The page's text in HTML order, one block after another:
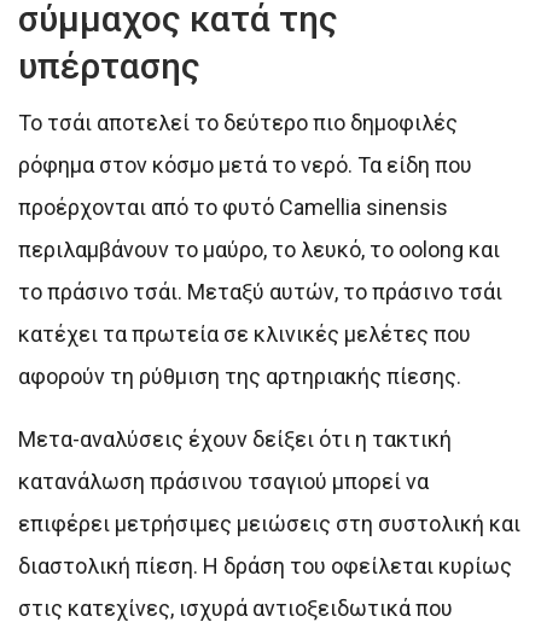
σύμμαχος κατά της
υπέρτασης
Το τσάι αποτελεί το δεύτερο πιο δημοφιλές
ρόφημα στον κόσμο μετά το νερό. Τα είδη που
προέρχονται από το φυτό Camellia sinensis
περιλαμβάνουν το μαύρο, το λευκό, το oolong και
το πράσινο τσάι. Μεταξύ αυτών, το πράσινο τσάι
κατέχει τα πρωτεία σε κλινικές μελέτες που
αφορούν τη ρύθμιση της αρτηριακής πίεσης.
Μετα-αναλύσεις έχουν δείξει ότι η τακτική
κατανάλωση πράσινου τσαγιού μπορεί να
επιφέρει μετρήσιμες μειώσεις στη συστολική και
διαστολική πίεση. Η δράση του οφείλεται κυρίως
στις κατεχίνες, ισχυρά αντιοξειδωτικά που